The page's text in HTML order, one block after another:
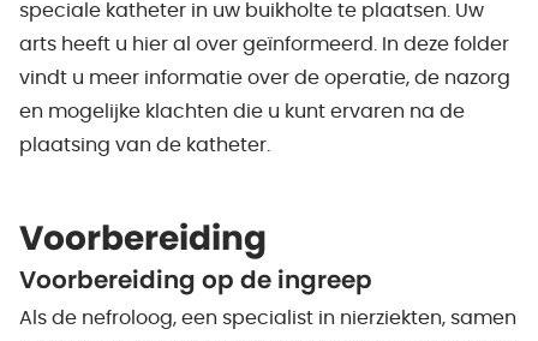
speciale katheter in uw buikholte te plaatsen. Uw
arts heeft u hier al over geïnformeerd. In deze folder
vindt u meer informatie over de operatie, de nazorg
en mogelijke klachten die u kunt ervaren na de
plaatsing van de katheter.
Voorbereiding
Voorbereiding op de ingreep
Als de nefroloog, een specialist in nierziekten, samen